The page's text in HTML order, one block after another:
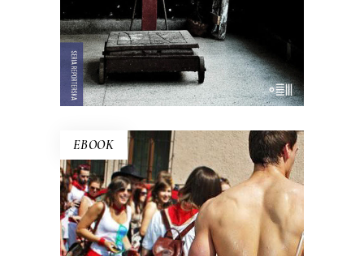
E-BOOK DO KOSZYKA
44.00 zł 22.00zł
EBOOK
POLAK SPRZEDA ZMYSŁY